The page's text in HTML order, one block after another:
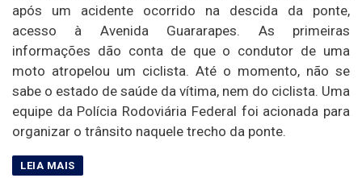
após um acidente ocorrido na descida da ponte,
acesso à Avenida Guararapes. As primeiras
informações dão conta de que o condutor de uma
moto atropelou um ciclista. Até o momento, não se
sabe o estado de saúde da vítima, nem do ciclista. Uma
equipe da Polícia Rodoviária Federal foi acionada para
organizar o trânsito naquele trecho da ponte.